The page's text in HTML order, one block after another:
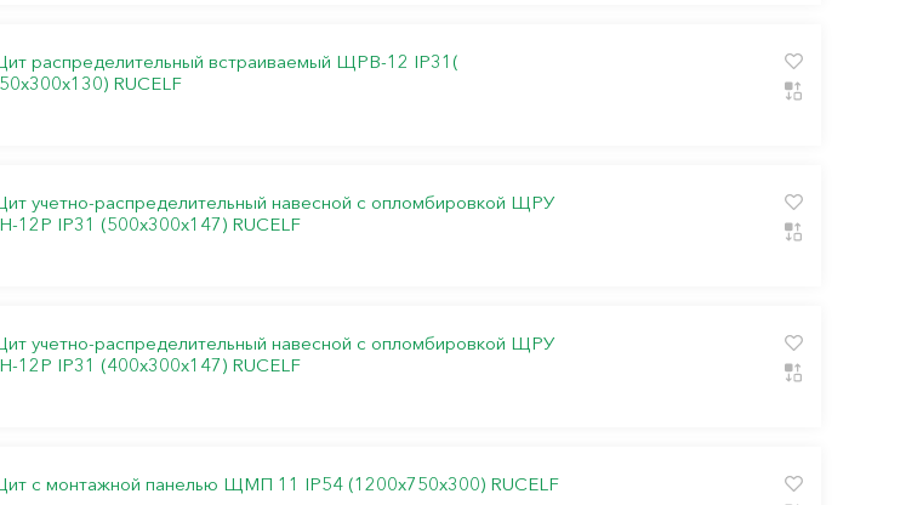
распределительный встраиваемый ЩРВ-12 IP31(
RUCELF
учетно-распределительный навесной с опломбировкой ЩРУ
12Р IP31 (500х300х147) RUCELF
учетно-распределительный навесной с опломбировкой ЩРУ
12Р IP31 (400х300х147) RUCELF
с монтажной панелью ЩМП 11 IP54 (1200х750х300) RUCELF